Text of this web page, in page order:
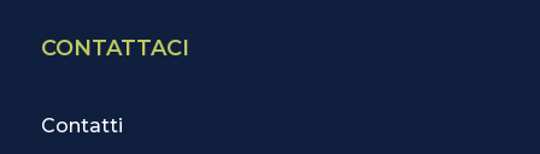
CONTATTACI
Contatti